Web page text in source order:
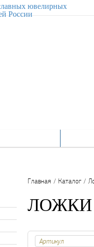
ювелирных
России
Главная / Каталог /
ЛОЖКИ